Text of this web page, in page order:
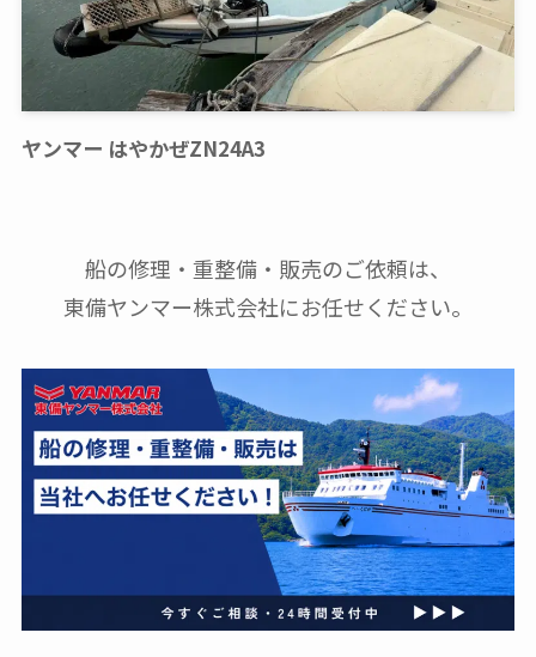
ヤンマー はやかぜZN24A3
船の修理・重整備・販売のご依頼は、
東備ヤンマー株式会社にお任せください。